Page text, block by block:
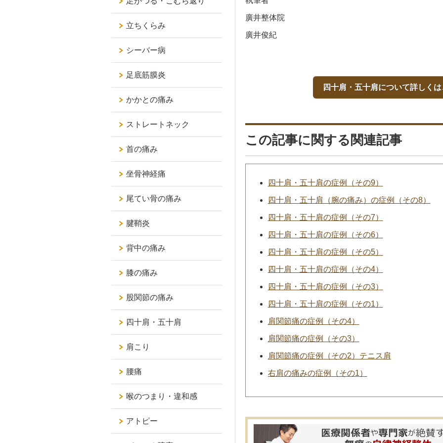
廣井整体院
廣井俊紀
四十肩・五十肩について詳しく
この記事に関する関連記事
四十肩・五十肩の症例（その9）
四十肩・五十肩（腕の痛み）の症例（その8）
四十肩・五十肩の症例（その7）
四十肩・五十肩の症例（その6）
四十肩・五十肩の症例（その5）
四十肩・五十肩の症例（その4）
四十肩・五十肩の症例（その3）
四十肩・五十肩の症例（その1）
肩関節痛の症例（その4）
肩関節痛の症例（その3）
肩関節痛の症例（その2）テニス肩
右肩の痛みの症例（その1）
立ちくらみ
シーバー病
足底筋膜炎
かかとの痛み
ストレートネック
首の痛み
坐骨神経痛
尾てい骨の痛み
腱鞘炎
背中の痛み
膝の痛み
股関節の痛み
四十肩・五十肩
肩こり
腰痛
喉のつまり・違和感
アトピー